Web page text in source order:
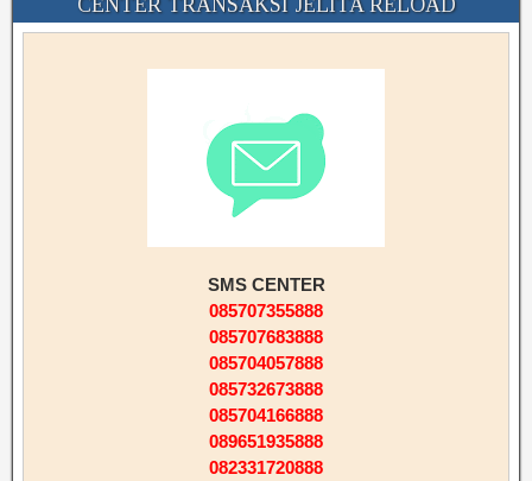
SMS CENTER
085707355888
085707683888
085704057888
085732673888
085704166888
089651935888
082331720888